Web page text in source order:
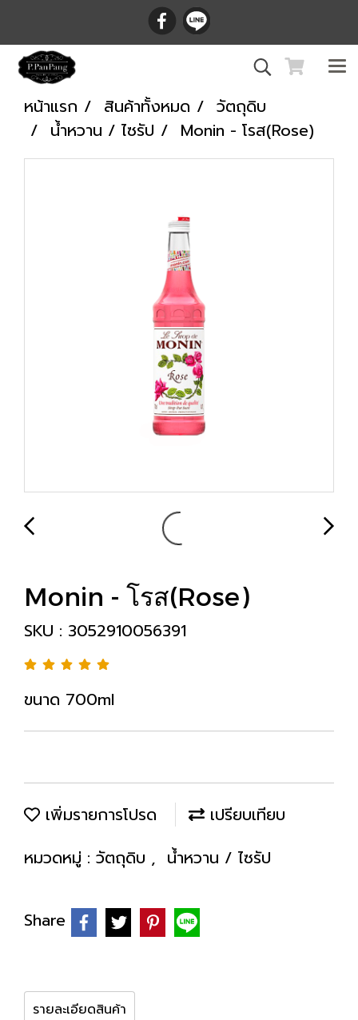
หน้าแรก สินค้าทั้งหมด
วัตถุดิบ
น้ำหวาน / ไซรัป
Monin - โรส(Rose)
Monin - โรส(Rose)
SKU : 3052910056391
ขนาด 700ml
เพิ่มรายการโปรด
เปรียบเทียบ
หมวดหมู่ : วัตถุดิบ , น้ำหวาน / ไซรัป
Share
รายละเอียดสินค้า